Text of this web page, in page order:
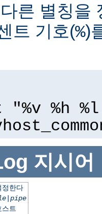
른 별칭을
트 기호(%)
"%v %h
지시어
정한다
| pipe
트